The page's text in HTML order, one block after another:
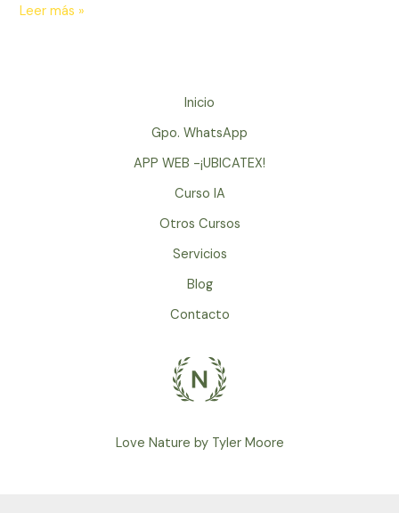
Detox
Leer más »
Inicio
Gpo. WhatsApp
APP WEB -¡UBICATEX!
Curso IA
Otros Cursos
Servicios
Blog
Contacto
Love Nature by Tyler Moore